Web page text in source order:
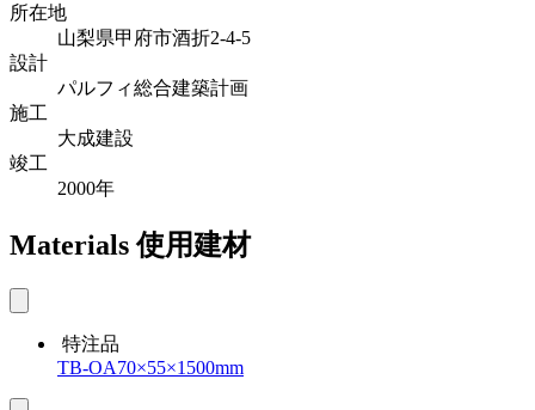
所在地
山梨県甲府市酒折2-4-5
設計
パルフィ総合建築計画
施工
大成建設
竣工
2000年
Materials 使用建材
特注品
TB-OA70×55×1500mm